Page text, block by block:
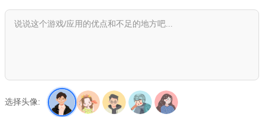
选择头像: